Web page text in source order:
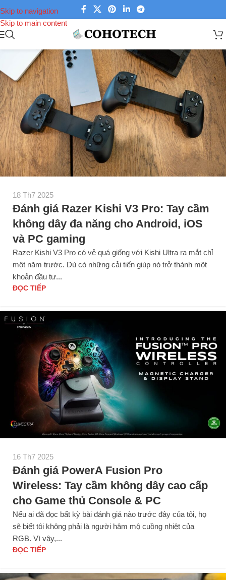
Skip to navigation
Skip to main content
18 Th7 2025
Đánh giá Razer Kishi V3 Pro: Tay cầm
không dây đa năng cho Android, iOS
và PC gaming
Razer Kishi V3 Pro có vẻ quá giống với Kishi Ultra ra mắt chỉ
một năm trước. Dù có những cải tiến giúp nó trở thành một
khoản đầu tư...
ĐỌC TIẾP
16 Th7 2025
Đánh giá PowerA Fusion Pro
Wireless: Tay cầm không dây cao cấp
cho Game thủ Console & PC
Nếu ai đã đọc bất kỳ bài đánh giá nào trước đây của tôi, họ
sẽ biết tôi không phải là người hâm mộ cuồng nhiệt của
RGB. Vì vậy,...
ĐỌC TIẾP